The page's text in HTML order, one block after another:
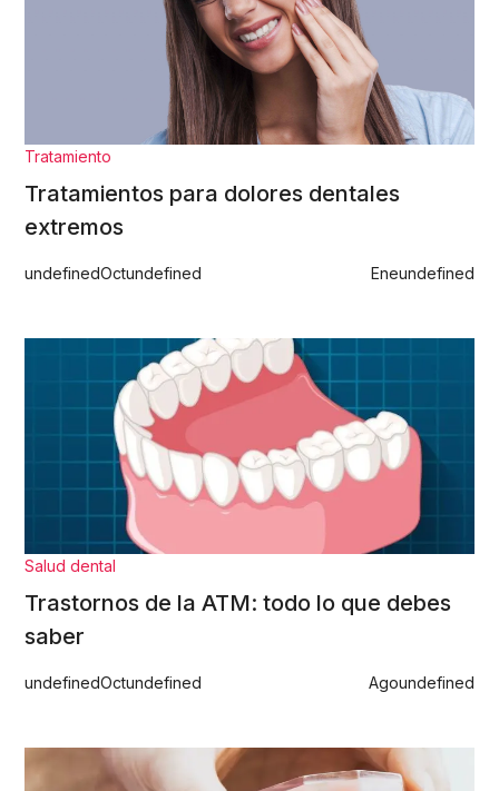
Tratamiento
Tratamientos para dolores dentales
extremos
undefinedOctundefined Eneundefined
Salud dental
Trastornos de la ATM: todo lo que debes
saber
undefinedOctundefined Agoundefined